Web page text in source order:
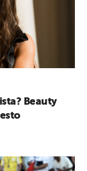
Beauty